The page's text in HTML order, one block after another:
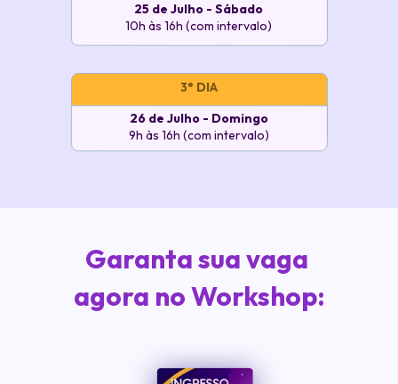
25 de Julho - Sábado
10h às 16h (com intervalo)
3° DIA
26 de Julho - Domingo
9h às 16h (com intervalo)
Garanta sua vaga
agora no Workshop: